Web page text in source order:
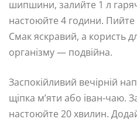
шипшини, залийте 1 л
настоюйте 4 години.
Смак яскравий, а користь
організму — подвійна.
Заспокійливий вечірній
щіпка м’яти або іван-чаю.
настоюйте 20 хвилин.